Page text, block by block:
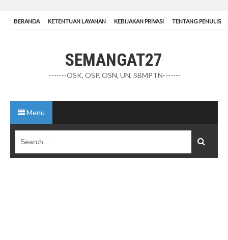
BERANDA KETENTUAN LAYANAN KEBIJAKAN PRIVASI TENTANG PENULIS
SEMANGAT27
-------OSK, OSP, OSN, UN, SBMPTN-------
Menu